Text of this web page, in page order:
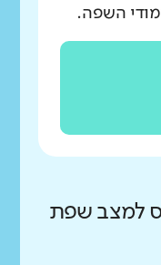
השפה.
למצב שפת